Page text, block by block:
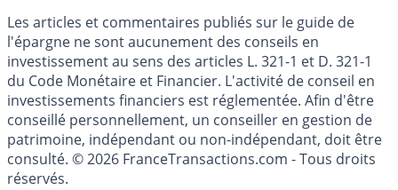
Les articles et commentaires publiés sur le guide de
l'épargne ne sont aucunement des conseils en
investissement au sens des articles L. 321-1 et D. 321-1
du Code Monétaire et Financier. L'activité de conseil en
investissements financiers est réglementée. Afin d'être
conseillé personnellement, un conseiller en gestion de
patrimoine, indépendant ou non-indépendant, doit être
consulté. © 2026 FranceTransactions.com - Tous droits
réservés.